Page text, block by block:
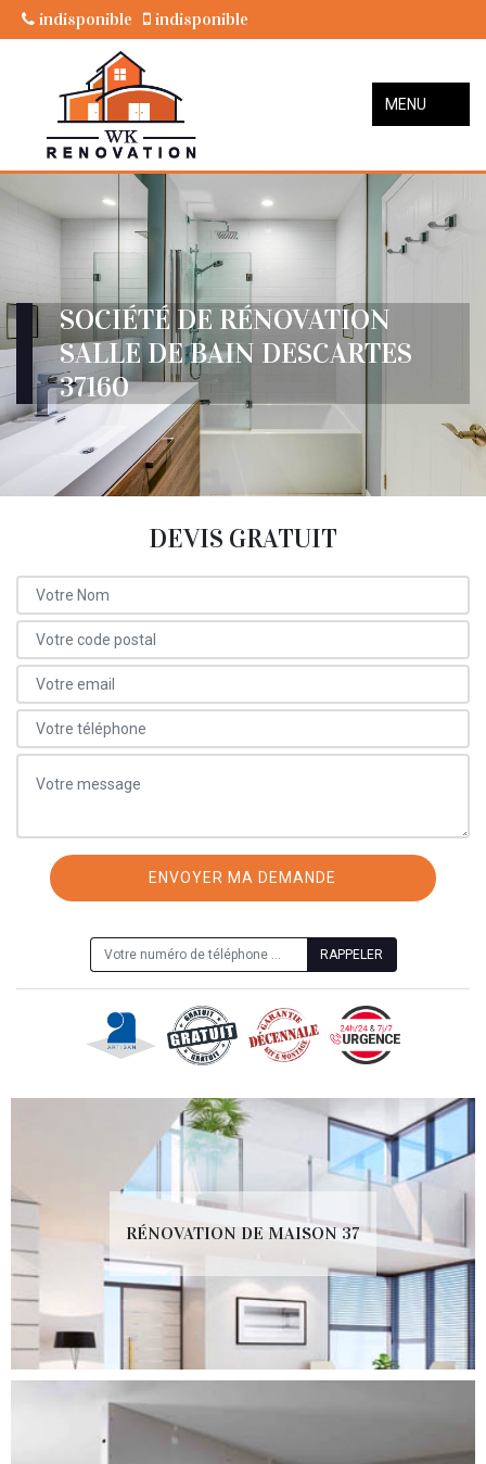
indisponible indisponible
MENU
SOCIÉTÉ DE RÉNOVATION
SALLE DE BAIN DESCARTES
37160
DEVIS GRATUIT
RÉNOVATION DE MAISON 37